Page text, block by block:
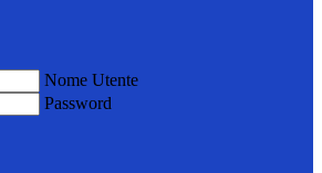
Nome Utente
Password